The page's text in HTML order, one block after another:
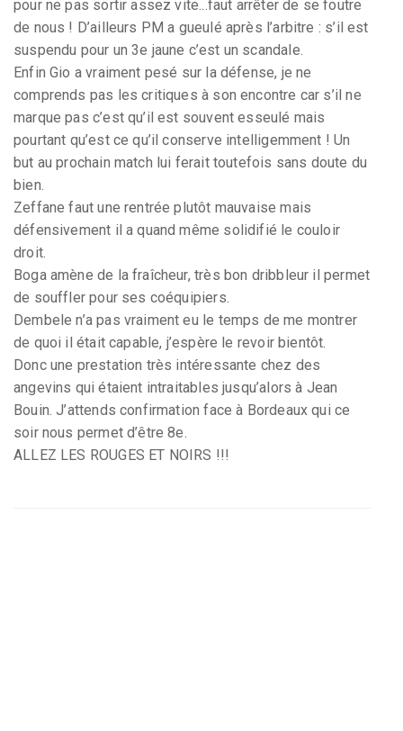
pour ne pas sortir assez vite...faut arrêter de se foutre
de nous ! D’ailleurs PM a gueulé après l’arbitre : s’il est
suspendu pour un 3e jaune c’est un scandale.
Enfin Gio a vraiment pesé sur la défense, je ne
comprends pas les critiques à son encontre car s’il ne
marque pas c’est qu’il est souvent esseulé mais
pourtant qu’est ce qu’il conserve intelligemment ! Un
but au prochain match lui ferait toutefois sans doute du
bien.
Zeffane faut une rentrée plutôt mauvaise mais
défensivement il a quand même solidifié le couloir
droit.
Boga amène de la fraîcheur, très bon dribbleur il permet
de souffler pour ses coéquipiers.
Dembele n’a pas vraiment eu le temps de me montrer
de quoi il était capable, j’espère le revoir bientôt.
Donc une prestation très intéressante chez des
angevins qui étaient intraitables jusqu’alors à Jean
Bouin. J’attends confirmation face à Bordeaux qui ce
soir nous permet d’être 8e.
ALLEZ LES ROUGES ET NOIRS !!!